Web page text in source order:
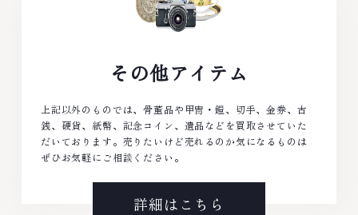
その他アイテム
上記以外のものでは、骨董品や甲冑・鎧、切手、金券、古
銭、硬貨、紙幣、記念コイン、遺品などを買取させていた
だいております。売りたいけど売れるのか気になるものは
ぜひお気軽にご相談ください。
詳細はこちら